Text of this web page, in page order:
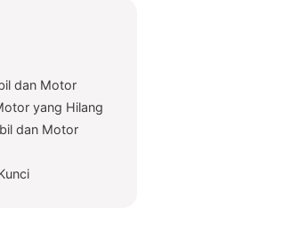
dan Motor
yang Hilang
dan Motor